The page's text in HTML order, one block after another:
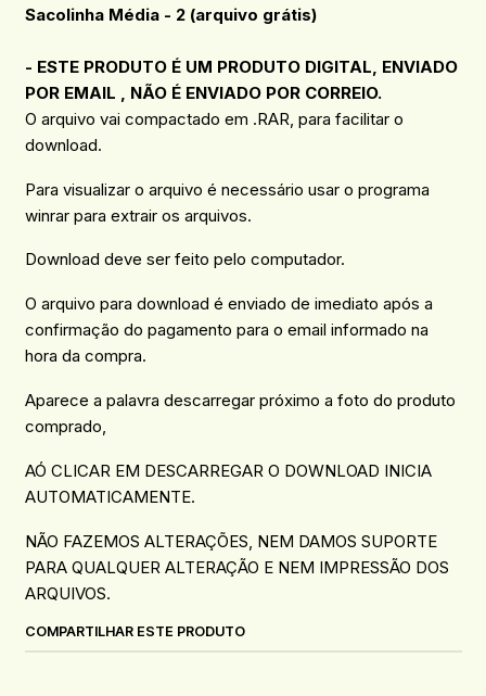
Sacolinha Média - 2 (arquivo grátis)
- ESTE PRODUTO É UM PRODUTO DIGITAL, ENVIADO
POR EMAIL , NÃO É ENVIADO POR CORREIO.
O arquivo vai compactado em .RAR, para facilitar o
download.
Para visualizar o arquivo é necessário usar o programa
winrar para extrair os arquivos.
Download deve ser feito pelo computador.
O arquivo para download é enviado de imediato após a
confirmação do pagamento para o email informado na
hora da compra.
Aparece a palavra descarregar próximo a foto do produto
comprado,
AÓ CLICAR EM DESCARREGAR O DOWNLOAD INICIA
AUTOMATICAMENTE.
NÃO FAZEMOS ALTERAÇÕES, NEM DAMOS SUPORTE
PARA QUALQUER ALTERAÇÃO E NEM IMPRESSÃO DOS
ARQUIVOS.
COMPARTILHAR ESTE PRODUTO